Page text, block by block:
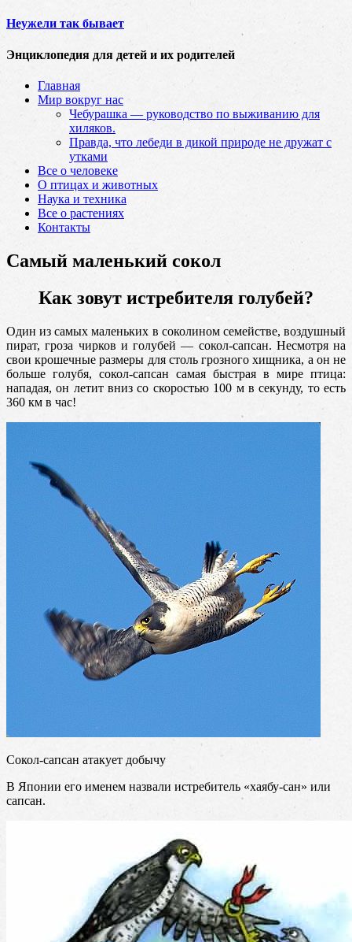
Неужели так бывает
Энциклопедия для детей и их родителей
Главная
Мир вокруг нас
Чебурашка — руководство по выживанию для
хиляков.
Правда, что лебеди в дикой природе не дружат с
утками
Все о человеке
О птицах и животных
Наука и техника
Все о растениях
Контакты
Самый маленький сокол
Как зовут истребителя голубей?
Один из самых маленьких в соколином семействе, воздушный
пират, гроза чирков и голубей — сокол-сапсан. Несмотря на
свои крошечные размеры для столь грозного хищника, а он не
больше голубя, сокол-сапсан самая быстрая в мире птица:
нападая, он летит вниз со скоростью 100 м в секунду, то есть
360 км в час!
Сокол-сапсан атакует добычу
В Японии его именем назвали истребитель «хаябу-сан» или
сапсан.